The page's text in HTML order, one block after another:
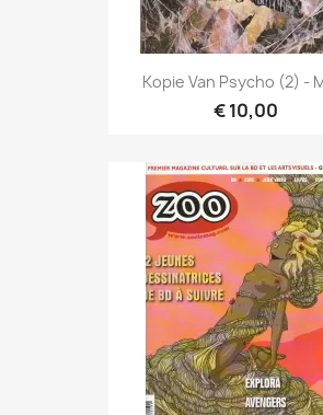
Kopie Van Psycho (2) -
€ 10,00